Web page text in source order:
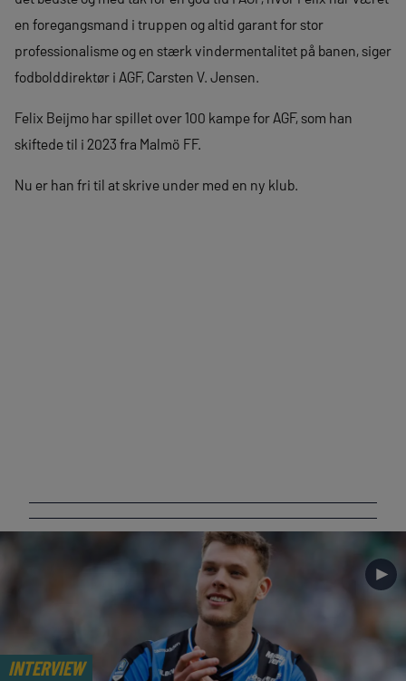
en foregangsmand i truppen og altid garant for stor
professionalisme og en stærk vindermentalitet på banen, siger
fodbolddirektør i AGF, Carsten V. Jensen.
Felix Beijmo har spillet over 100 kampe for AGF, som han
skiftede til i 2023 fra Malmö FF.
Nu er han fri til at skrive under med en ny klub.
INTERVIEW
►